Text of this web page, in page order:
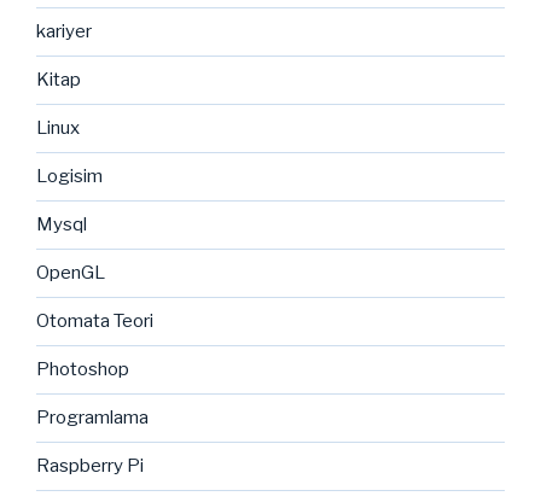
kariyer
Kitap
Linux
Logisim
Mysql
OpenGL
Otomata Teori
Photoshop
Programlama
Raspberry Pi